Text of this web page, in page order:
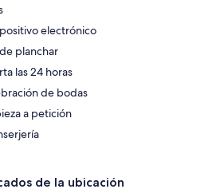
electrónico
planchar
las 24 horas
de bodas
a petición
de la ubicación